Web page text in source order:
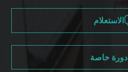
الاستعلام
دورة خاصة